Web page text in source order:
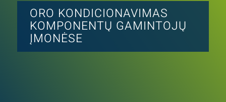
ORO KONDICIONAVIMAS
KOMPONENTŲ GAMINTOJŲ
ĮMONĖSE